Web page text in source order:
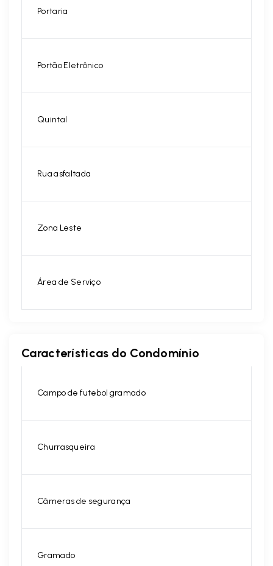
Portaria
Portão Eletrônico
Quintal
Rua asfaltada
Zona Leste
Área de Serviço
Características do Condomínio
Campo de futebol gramado
Churrasqueira
Câmeras de segurança
Gramado